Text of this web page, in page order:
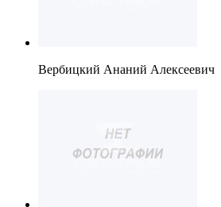
Вербицкий Ананий Алексеевич